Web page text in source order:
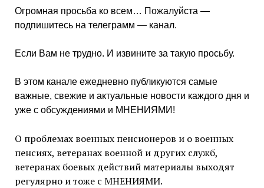
Огромная просьба ко всем… Пожалуйста —
подпишитесь на телеграмм — канал.
Если Вам не трудно. И извините за такую просьбу.
В этом канале ежедневно публикуются самые
важные, свежие и актуальные новости каждого дня и
уже с обсуждениями и МНЕНИЯМИ!
О проблемах военных пенсионеров и о военных
пенсиях, ветеранах военной и других служб,
ветеранах боевых действий материалы выходят
регулярно и тоже с МНЕНИЯМИ.